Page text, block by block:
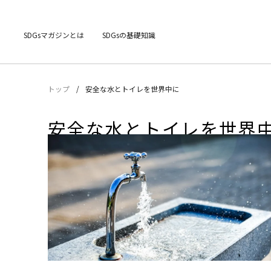
SDGsマガジンとは SDGsの基礎知識
トップ 安全な水とトイレを世界中に
安全な水とトイレを世界